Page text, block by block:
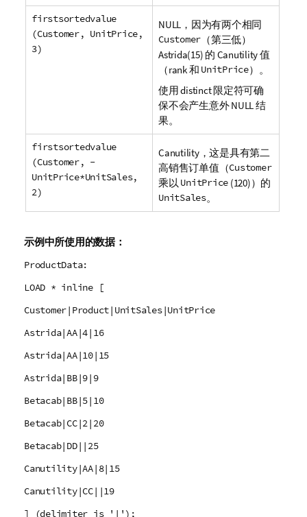
firstsortedvalue
(Customer, UnitPrice,
3)
NULL ，因为有两个相同
Customer （第三低）
Astrida(15) 的 Canutility值
（rank和 UnitPrice）。
使用distinct限定符可确
保不会产生意外 NULL 结
果。
firstsortedvalue
(Customer, -
UnitPrice*UnitSales,
2)
Canutility，这是具有第二
高销售订单值（Customer
乘以 UnitPrice (120)）的
UnitSales。
示例中所使用的数据：
ProductData:
LOAD * inline [
Customer|Product|UnitSales|UnitPrice
Astrida|AA|4|16
Astrida|AA|10|15
Astrida|BB|9|9
Betacab|BB|5|10
Betacab|CC|2|20
Betacab|DD||25
Canutility|AA|8|15
Canutility|CC||19
] (delimiter is '|');